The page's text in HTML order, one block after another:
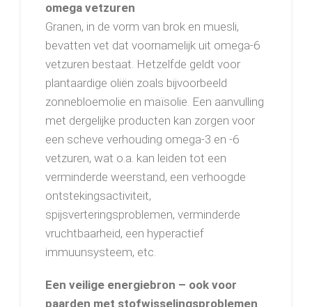
omega vetzuren
Granen, in de vorm van brok en muesli,
bevatten vet dat voornamelijk uit omega-6
vetzuren bestaat. Hetzelfde geldt voor
plantaardige oliën zoals bijvoorbeeld
zonnebloemolie en maïsolie. Een aanvulling
met dergelijke producten kan zorgen voor
een scheve verhouding omega-3 en -6
vetzuren, wat o.a. kan leiden tot een
verminderde weerstand, een verhoogde
ontstekingsactiviteit,
spijsverteringsproblemen, verminderde
vruchtbaarheid, een hyperactief
immuunsysteem, etc.
Een veilige energiebron – ook voor
paarden met stofwisselingsproblemen